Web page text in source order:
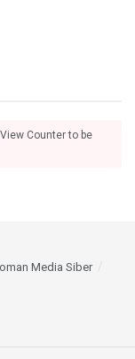
Counter to be
Media Siber